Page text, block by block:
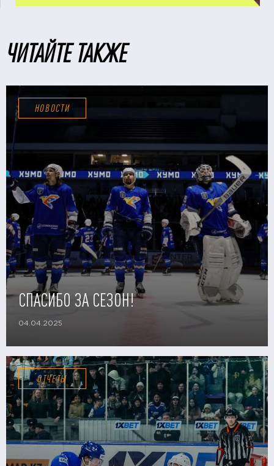
ЧИТАЙТЕ ТАКЖЕ
НОВОСТИ
СПАСИБО ЗА СЕЗОН!
04.04.2025
ОТЧЕТЫ